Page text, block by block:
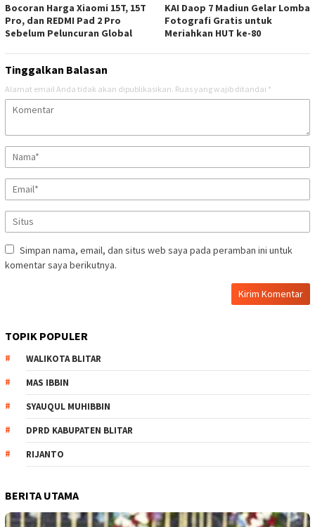
Bocoran Harga Xiaomi 15T, 15T
Pro, dan REDMI Pad 2 Pro
Sebelum Peluncuran Global
KAI Daop 7 Madiun Gelar Lomba
Fotografi Gratis untuk
Meriahkan HUT ke-80
Tinggalkan Balasan
Alamat email Anda tidak akan dipublikasikan. Ruas yang wajib ditandai *
Simpan nama, email, dan situs web saya pada peramban ini untuk
komentar saya berikutnya.
TOPIK POPULER
WALIKOTA BLITAR
MAS IBBIN
SYAUQUL MUHIBBIN
DPRD KABUPATEN BLITAR
RIJANTO
BERITA UTAMA